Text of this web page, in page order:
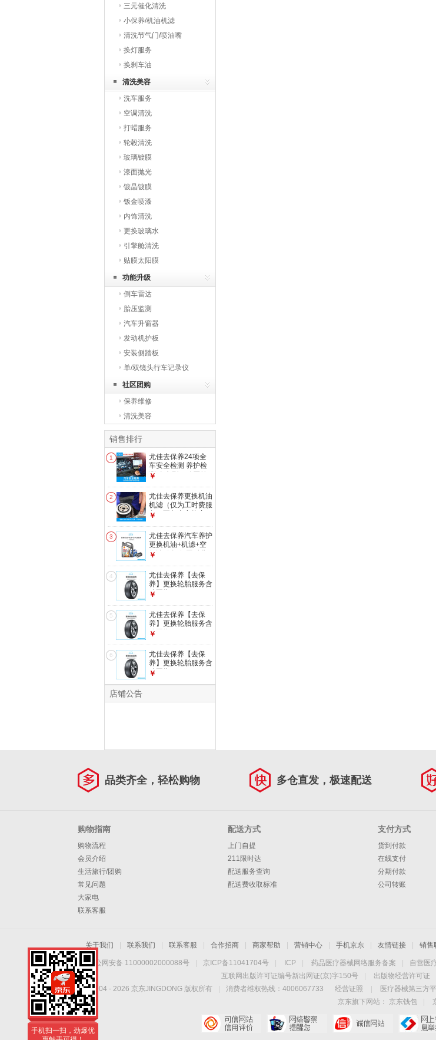
三元催化清洗
小保养/机油机滤
清洗节气门/喷油嘴
换灯服务
换刹车油
清洗美容
洗车服务
空调清洗
打蜡服务
轮毂清洗
玻璃镀膜
漆面抛光
镀晶镀膜
钣金喷漆
内饰清洗
更换玻璃水
引擎舱清洗
贴膜太阳膜
功能升级
倒车雷达
胎压监测
汽车升窗器
发动机护板
安装侧踏板
单/双镜头行车记录仪
社区团购
保养维修
清洗美容
销售排行
1
尤佳去保养24项全
车安全检测 养护检
测 全车型（购买前
￥
2
尤佳去保养更换机油
机滤（仅为工时费服
务，不包含实物产
￥
3
尤佳去保养汽车养护
更换机油+机滤+空
气滤服务 仅工时费
￥
4
尤佳去保养【去保
养】更换轮胎服务含
动平衡
￥
5
尤佳去保养【去保
养】更换轮胎服务含
动平衡
￥
6
尤佳去保养【去保
养】更换轮胎服务含
动平衡
￥
店铺公告
品类齐全，轻松购物 多仓直发，极速配送
购物指南
购物流程
会员介绍
生活旅行/团购
常见问题
大家电
联系客服
配送方式
上门自提
211限时达
配送服务查询
配送费收取标准
支付方式
货到付款
在线支付
分期付款
公司转账
关于我们 联系我们 联系客服 合作招商 商家帮助 营销中心 手机京东 友情链接 销售
京公网安备 11000002000088号 京ICP备11041704号 ICP 药品医疗器械网络服务备案 自营医
互联网出版许可证编号新出网证(京)字150号
出版物经营许可证
Copyright © 2004 - 2026 京东JINGDONG 版权所有 消费者维权热线：4006067733 经营证照 医疗器械第三方
京东旗下网站：
京东钱包
手机扫一扫，劲爆优